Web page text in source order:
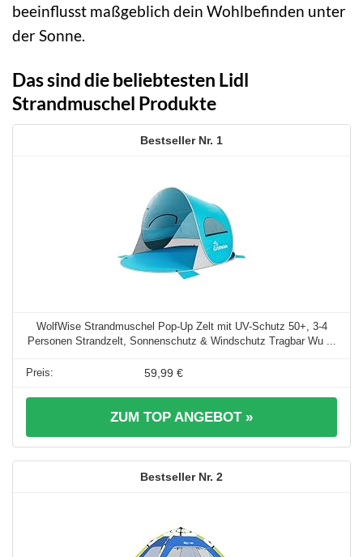
beeinflusst maßgeblich dein Wohlbefinden unter
der Sonne.
Das sind die beliebtesten Lidl
Strandmuschel Produkte
1
WolfWise Strandmuschel Pop-Up Zelt mit UV-Schutz 50+, 3-4
Personen Strandzelt, Sonnenschutz & Windschutz Tragbar Wu ...
59,99 €
ZUM TOP ANGEBOT »
2